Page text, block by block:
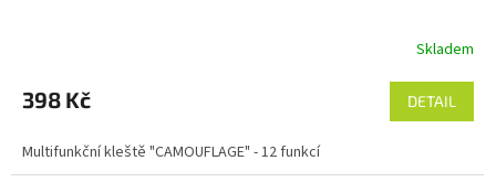
Skladem
398 Kč DETAIL
Multifunkční kleště "CAMOUFLAGE" - 12 funkcí